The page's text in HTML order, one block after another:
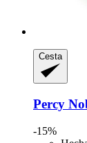
Cesta
Percy
-15%